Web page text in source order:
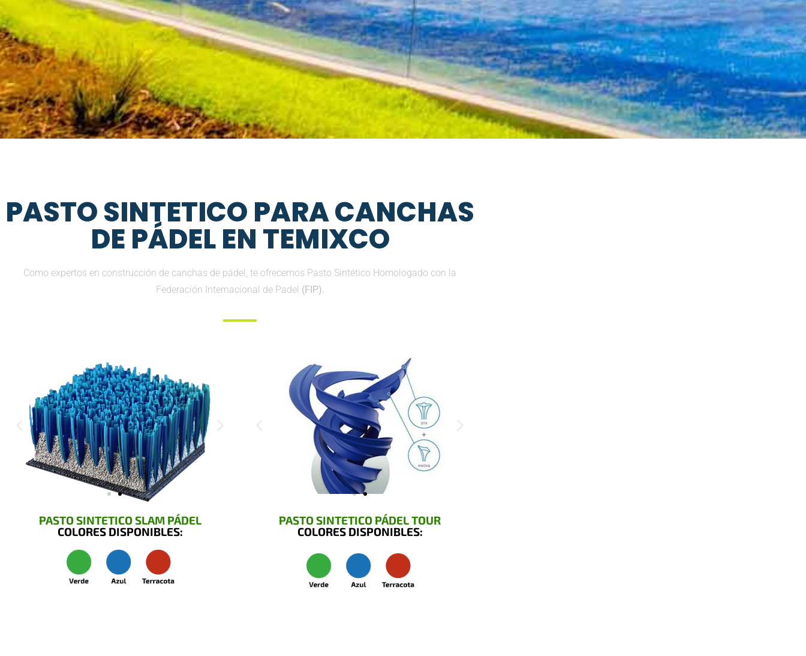
PASTO SINTETICO PARA CANCHAS
DE PÁDEL EN TEMIXCO
Como expertos en construcción de canchas de pádel, te ofrecemos Pasto Sintético Homologado con la
Federación Internacional de Padel (FIP).
PASTO SINTETICO SLAM PÁDEL
COLORES DISPONIBLES:
PASTO SINTETICO PÁDEL TOUR
COLORES DISPONIBLES: